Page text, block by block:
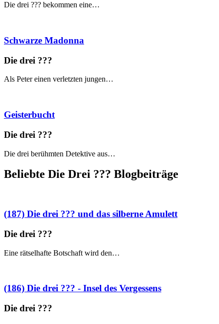
Die drei ??? bekommen eine…
Schwarze Madonna
Die drei ???
Als Peter einen verletzten jungen…
Geisterbucht
Die drei ???
Die drei berühmten Detektive aus…
Beliebte Die Drei ??? Blogbeiträge
(187) Die drei ??? und das silberne Amulett
Die drei ???
Eine rätselhafte Botschaft wird den…
(186) Die drei ??? - Insel des Vergessens
Die drei ???